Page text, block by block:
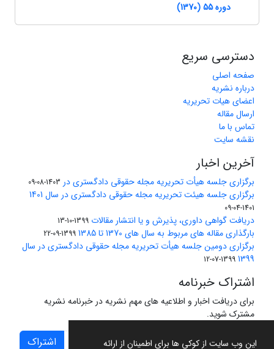
این وب سایت از کوکی ها برای اطمینان از ارائه
دوره 55 (1370)
دسترسی سریع
صفحه اصلی
درباره نشریه
اعضای هیات تحریریه
ارسال مقاله
تماس با ما
نقشه سایت
آخرین اخبار
برگزاری جلسه هیأت تحریریه مجله حقوقی دادگستری در 1403-08-09
برگزاری جلسه هیئت تحریریه مجله حقوقی دادگستری در سال 1401
1401-04-09
دریافت گواهی داوری، پذیرش و یا انتشار مقالات 1399-10-13
بارگذاری مقاله های مربوط به سال های 1370 تا 1385 1399-09-22
برگزاری دومین جلسه هیأت تحریریه مجله حقوقی دادگستری در سال
1399
1399-07-12
اشتراک خبرنامه
برای دریافت اخبار و اطلاعیه های مهم نشریه در خبرنامه نشریه
مشترک شوید.
اشتراک